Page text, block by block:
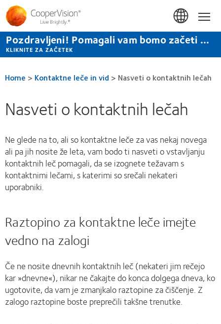
Skip
to
main
content
Pozdravljeni! Pomagali vam bomo začeti ...
KLIKNITE ZA ZAČETEK
Home > Kontaktne leče in vid > Nasveti o kontaktnih lečah
Nasveti o kontaktnih lečah
Ne glede na to, ali so kontaktne leče za vas nekaj novega
ali pa jih nosite že leta, vam bodo ti nasveti o vstavljanju
kontaktnih leč pomagali, da se izognete težavam s
kontaktnimi lečami, s katerimi so srečali nekateri
uporabniki.
Raztopino za kontaktne leče imejte
vedno na zalogi
Če ne nosite dnevnih kontaktnih leč (nekateri jim rečejo
kar »dnevne«), nikar ne čakajte do konca dolgega dneva, ko
ugotovite, da vam je zmanjkalo raztopine za čiščenje. Z
zalogo raztopine boste preprečili takšne trenutke.